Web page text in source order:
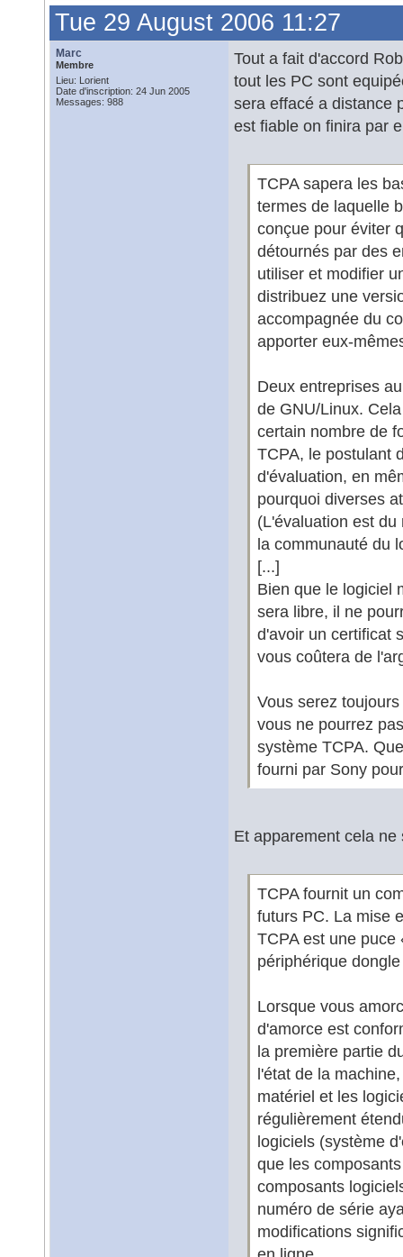
Tue 29 August 2006 11:27
Marc
Membre
Lieu: Lorient
Date d'inscription: 24 Jun 2005
Messages: 988
Tout a fait d'accord
tout les PC sont
sera effacé a distance
est fiable on finira par
TCPA sapera les
termes de laquelle
conçue pour éviter
détournés par des
utiliser et modifier
distribuez une
accompagnée du
apporter eux-
Deux entreprises
de GNU/Linux.
certain nombre de
TCPA, le postulant
d'évaluation, en
pourquoi diverses
(L'évaluation est
la communauté du
[...]
Bien que le logiciel
sera libre, il ne
d'avoir un certificat
vous coûtera de
Vous serez
vous ne pourrez
système TCPA.
fourni par Sony
Et apparement cela
TCPA fournit un
futurs PC. La mise
TCPA est une
périphérique
Lorsque vous
d'amorce est
la première partie
l'état de la
matériel et les
régulièrement
logiciels (système
que les
composants
numéro de série
modifications